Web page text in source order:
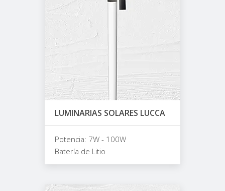
LUMINARIAS SOLARES LUCCA
Potencia: 7W - 100W
Batería de Litio